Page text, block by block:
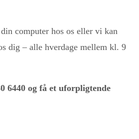
computer hos os eller vi kan
dig – alle hverdage mellem kl. 9
6440 og få et uforpligtende